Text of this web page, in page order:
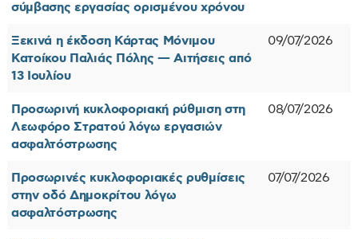
σύμβασης εργασίας ορισμένου χρόνου
Ξεκινά η έκδοση Κάρτας Μόνιμου
Κατοίκου Παλιάς Πόλης — Αιτήσεις από
13 Ιουλίου
09/07/2026
Προσωρινή κυκλοφοριακή ρύθμιση στη
Λεωφόρο Στρατού λόγω εργασιών
ασφαλτόστρωσης
08/07/2026
Προσωρινές κυκλοφοριακές ρυθμίσεις
στην οδό Δημοκρίτου λόγω
ασφαλτόστρωσης
07/07/2026